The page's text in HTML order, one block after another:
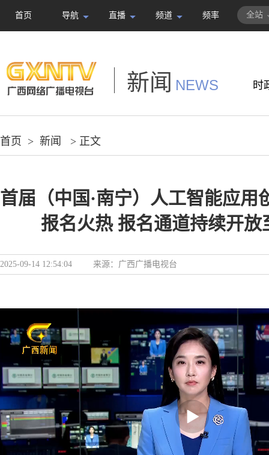
首页 导航 直播 频道 频率 全站
新闻 NEWS 时
首页 > 新闻 > 正文
首届（中国·南宁）人工智能应用
报名火热 报名通道持续开放
2025-09-14 12:54:04 来源： 广西广播电视台